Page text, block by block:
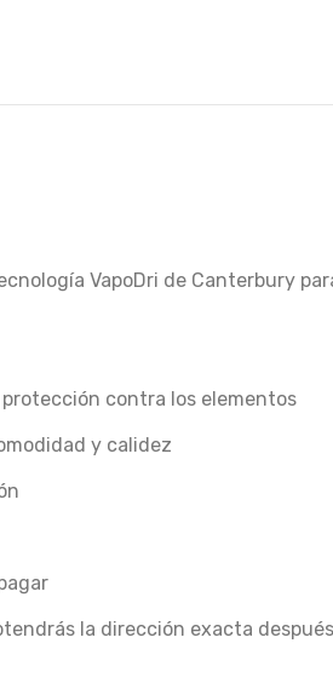
VapoDri de Canterbury
contra los elementos
y calidez
la dirección exacta después